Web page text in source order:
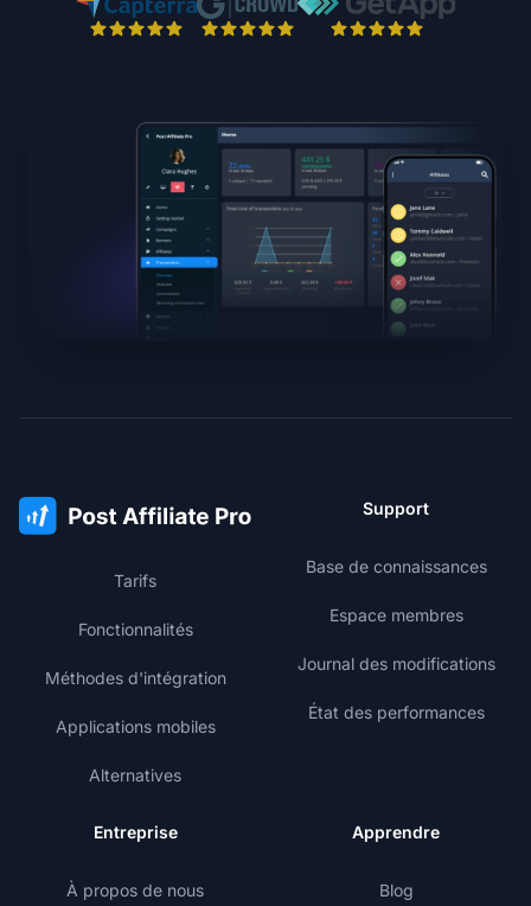
Tarifs
Fonctionnalités
Méthodes d'intégration
Applications mobiles
Alternatives
Support
Base de connaissances
Espace membres
Journal des modifications
État des performances
Entreprise
À propos de nous
Apprendre
Blog